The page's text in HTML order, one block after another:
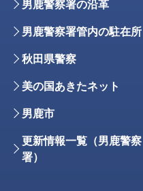
男鹿警察署の沿革
男鹿警察署管内の駐在所
秋田県警察
美の国あきたネット
男鹿市
更新情報一覧（男鹿警察
署）